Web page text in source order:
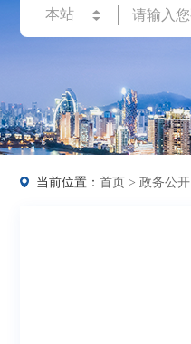
当前位置： 首页 > 政务公开